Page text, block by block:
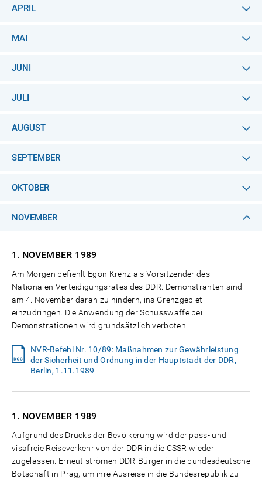
APRIL
MAI
JUNI
JULI
AUGUST
SEPTEMBER
OKTOBER
NOVEMBER
1. NOVEMBER 1989
Am Morgen befiehlt Egon Krenz als Vorsitzender des
Nationalen Verteidigungsrates des DDR: Demonstranten sind
am 4. November daran zu hindern, ins Grenzgebiet
einzudringen. Die Anwendung der Schusswaffe bei
Demonstrationen wird grundsätzlich verboten.
NVR-Befehl Nr. 10/89: Maßnahmen zur Gewährleistung
der Sicherheit und Ordnung in der Hauptstadt der DDR,
Berlin, 1.11.1989
1. NOVEMBER 1989
Aufgrund des Drucks der Bevölkerung wird der pass- und
visafreie Reiseverkehr von der DDR in die CSSR wieder
zugelassen. Erneut strömen DDR-Bürger in die bundesdeutsche
Botschaft in Prag, um ihre Ausreise in die Bundesrepublik zu